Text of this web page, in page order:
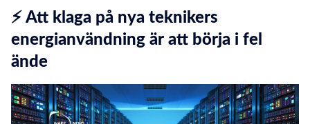
⚡ Att klaga på nya teknikers
energianvändning är att börja i fel
ände